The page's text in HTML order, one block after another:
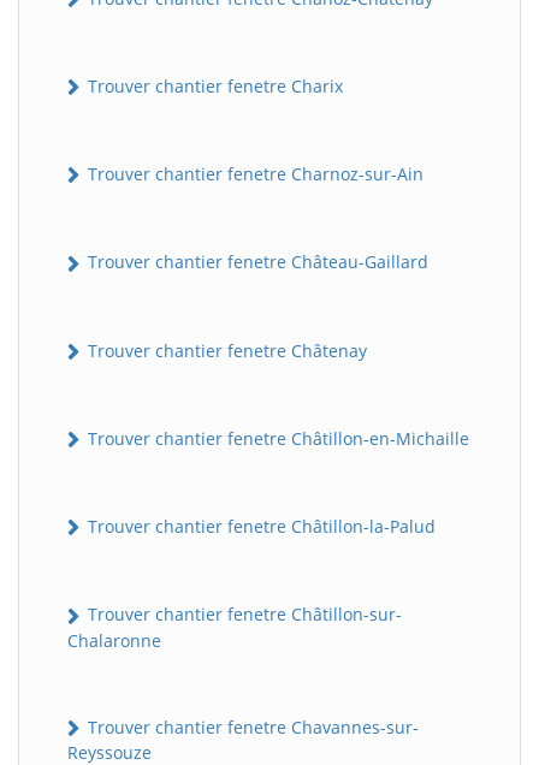
Trouver chantier fenetre Charix
Trouver chantier fenetre Charnoz-sur-Ain
Trouver chantier fenetre Château-Gaillard
Trouver chantier fenetre Châtenay
Trouver chantier fenetre Châtillon-en-Michaille
Trouver chantier fenetre Châtillon-la-Palud
Trouver chantier fenetre Châtillon-sur-
Chalaronne
Trouver chantier fenetre Chavannes-sur-
Reyssouze